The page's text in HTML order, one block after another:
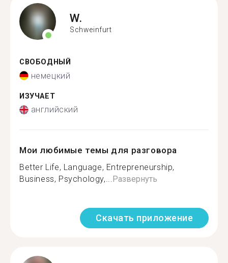
W.
Schweinfurt
СВОБОДНЫЙ
немецкий
ИЗУЧАЕТ
английский
Мои любимые темы для разговора
Better Life, Language, Entrepreneurship,
Business, Psychology,...Развернуть
Скачать приложение